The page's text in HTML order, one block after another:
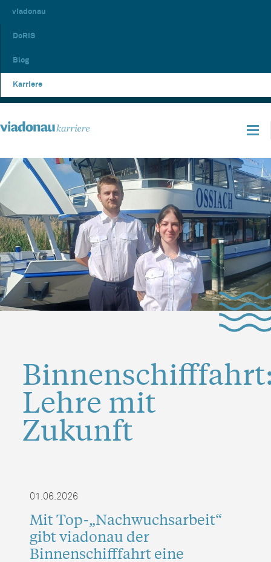
viadonau
DoRIS
Blog
Karriere
Lehre mit
Zukunft
01.06.2026
Mit Top-„Nachwuchsarbeit“
gibt viadonau der
Binnenschifffahrt eine